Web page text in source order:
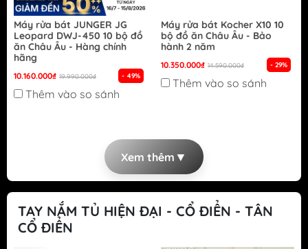
Máy rửa bát JUNGER JG
Leopard DWJ-450 10 bộ đồ
ăn Châu Âu - Hàng chính
hãng
10.160.000₫ 19.990.000₫ - 49%
Thêm vào so sánh
Máy rửa bát Kocher X10 10
bộ đồ ăn Châu Âu - Bảo
hành 2 năm
10.350.000₫ 14.590.000₫ - 29%
Thêm vào so sánh
Xem thêm ▼
TAY NẮM TỦ HIỆN ĐẠI - CỔ ĐIỂN - TÂN
CỔ ĐIỂN